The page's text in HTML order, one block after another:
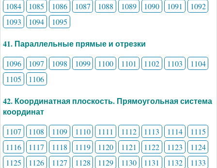
1084 1085 1086 1087 1088 1089 1090 1091
1092
1093
1094 1095
41. Параллельные прямые и отрезки
1096 1097 1098 1099 1100 1101 1102 1103
1104
1105
1106
42. Координатная плоскость. Прямоугольная система
координат
1107 1108 1109 1110 1111 1112 1113 1114
1115
1116
1117 1118 1119 1120 1121 1122 1123
1124
1125
1126 1127 1128 1129 1130 1131 1132 1133